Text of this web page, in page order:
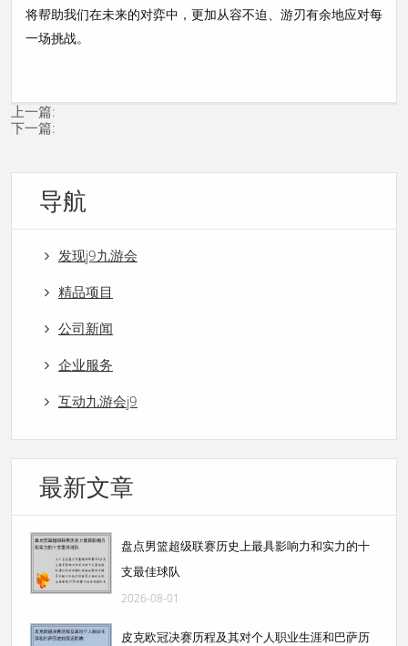
将帮助我们在未来的对弈中，更加从容不迫、游刃有余地应对每
一场挑战。
上一篇:
下一篇:
导航
发现j9九游会
精品项目
公司新闻
企业服务
互动九游会j9
最新文章
盘点男篮超级联赛历史上最具影响力和实力的十
支最佳球队
2026-08-01
皮克欧冠决赛历程及其对个人职业生涯和巴萨历